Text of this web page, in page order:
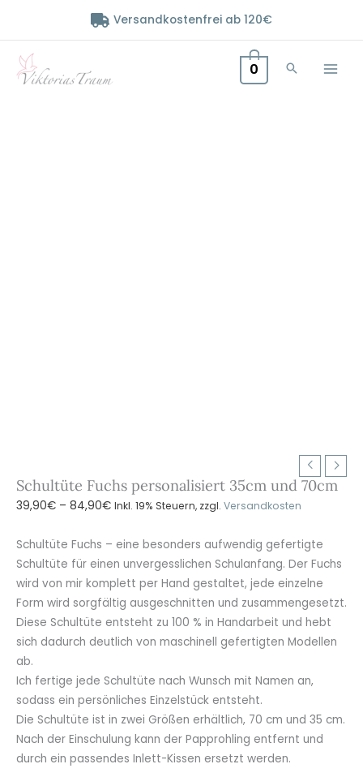
Versandkostenfrei ab 120€
0
Schultüte Fuchs personalisiert 35cm und 70cm
39,90€ – 84,90€Preisspanne:
bis
84,90€
Inkl. 19% Steuern, zzgl. Versandkosten
Schultüte Fuchs – eine besonders aufwendig gefertigte
Schultüte für einen unvergesslichen Schulanfang. Der Fuchs
wird von mir komplett per Hand gestaltet, jede einzelne
Form wird sorgfältig ausgeschnitten und zusammengesetzt.
Diese Schultüte entsteht zu 100 % in Handarbeit und hebt
sich dadurch deutlich von maschinell gefertigten Modellen
ab.
Ich fertige jede Schultüte nach Wunsch mit Namen an,
sodass ein persönliches Einzelstück entsteht.
Die Schultüte ist in zwei Größen erhältlich, 70 cm und 35 cm.
Nach der Einschulung kann der Papprohling entfernt und
durch ein passendes Inlett-Kissen ersetzt werden.